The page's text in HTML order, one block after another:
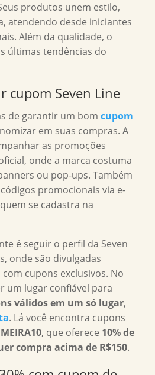
produtos unem estilo,
atendendo desde iniciantes
Além da qualidade, o
últimas tendências do
cupom Seven Line
de garantir um bom cupom
em suas compras. A
as promoções
onde a marca costuma
ou pop-ups. Também
promocionais via e-
se cadastra na
é seguir o perfil da Seven
onde são divulgadas
cupons exclusivos. No
um lugar confiável para
válidos em um só lugar,
. Lá você encontra cupons
, que oferece 10% de
compra acima de R$150.